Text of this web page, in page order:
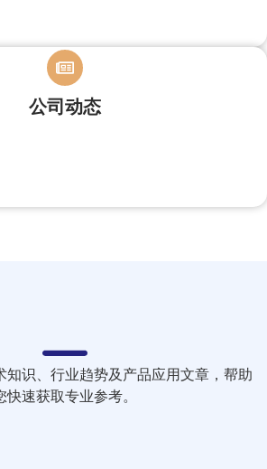
公司动态
知识、行业趋势及产品应用文章，帮助
快速获取专业参考。